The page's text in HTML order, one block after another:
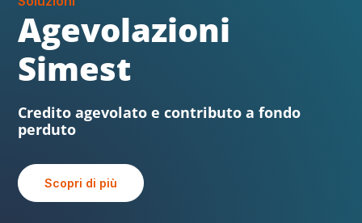
Soluzioni
Sabatini FVG
contributo a fondo perduto
Scopri di più